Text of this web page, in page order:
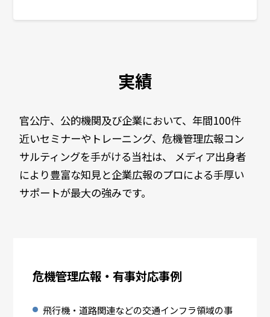
実績
官公庁、公的機関及び企業において、年間100件
近いセミナーやトレーニング、危機管理広報コン
サルティングを手がける当社は、 メディア出身者
により豊富な知見と企業広報のプロによる手厚い
サポートが最大の強みです。
危機管理広報・有事対応事例
飛行機・道路関連などの交通インフラ領域の事